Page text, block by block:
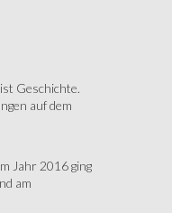
Geschichte.
auf dem
Jahr 2016 ging
am